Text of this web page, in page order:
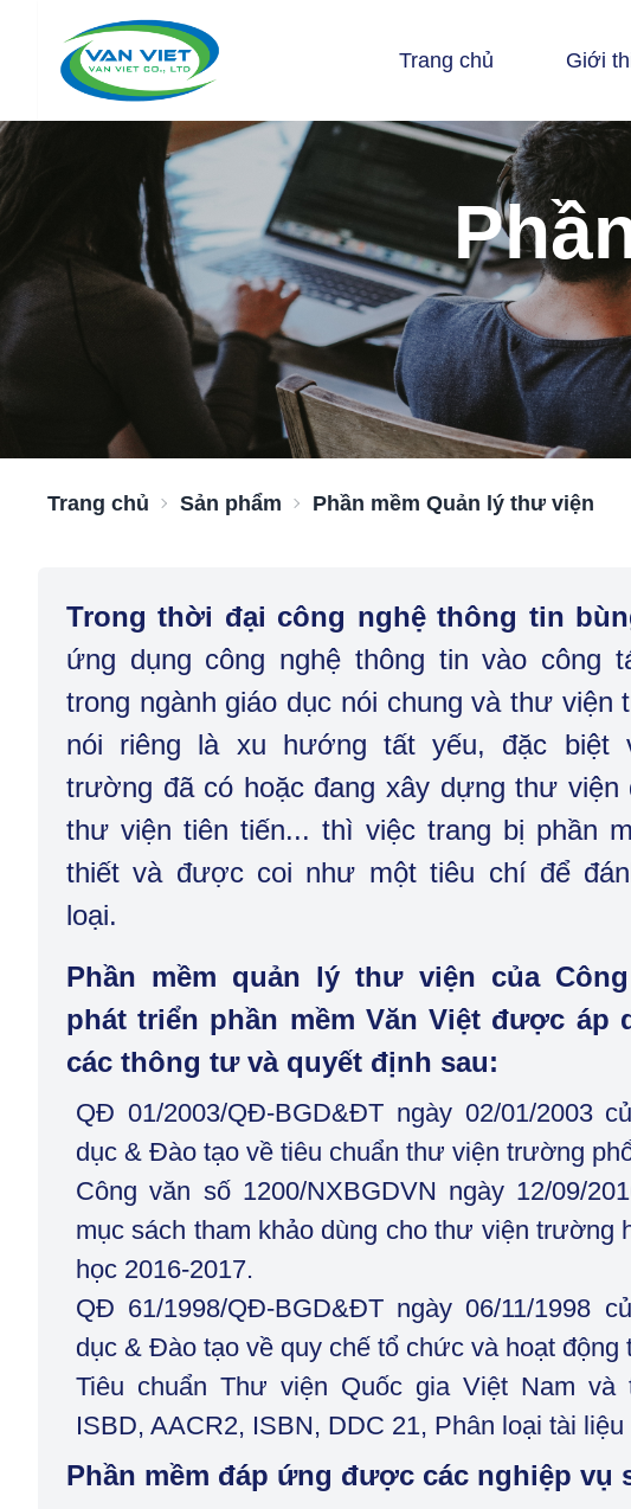
Trang chủ Giới
Trang chủ Sản phẩm Phần mềm Quản lý thư viện
Trong thời đại công nghệ thông tin
ứng dụng công nghệ thông tin vào công
trong ngành giáo dục nói chung và thư viện
nói riêng là xu hướng tất yếu, đặc biệt
trường đã có hoặc đang xây dựng thư viện
thư viện tiên tiến... thì việc trang bị phần
thiết và được coi như một tiêu chí để
loại.
Phần mềm quản lý thư viện của
phát triển phần mềm Văn Việt được áp
các thông tư và quyết định sau:
QĐ 01/2003/QĐ-BGD&ĐT ngày 02/01/2003
dục & Đào tạo về tiêu chuẩn thư viện trường
Công văn số 1200/NXBGDVN ngày 12/09/
mục sách tham khảo dùng cho thư viện trường
học 2016-2017.
QĐ 61/1998/QĐ-BGD&ĐT ngày 06/11/1998
dục & Đào tạo về quy chế tổ chức và hoạt động
Tiêu chuẩn Thư viện Quốc gia Việt Nam và
ISBD, AACR2, ISBN, DDC 21, Phân loại tài
Phần mềm đáp ứng được các nghiệp vụ